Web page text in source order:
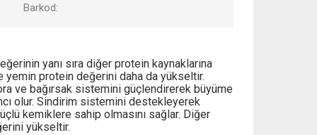
Barkod:
yanı sıra diğer protein kaynaklarına
protein değerini daha da yükseltir.
ve bağırsak sistemini güçlendirerek büyüme
olur. Sindirim sistemini destekleyerek
kemiklere sahip olmasını sağlar. Diğer
yükseltir.